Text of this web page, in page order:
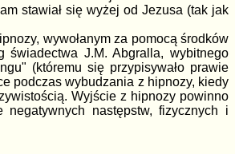
stawiał się wyżej od Jezusa (tak jak
wywołanym za pomocą środków
świadectwa J.M. Abgralla, wybitnego
(któremu się przypisywało prawie
podczas wybudzania z hipnozy, kiedy
Wyjście z hipnozy powinno
następstw, fizycznych i